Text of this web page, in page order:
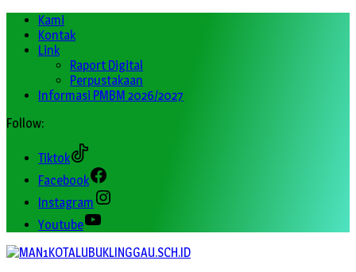
Kami
Kontak
Link
Raport Digital
Perpustakaan
Informasi PMBM 2026/2027
Follow:
Tiktok
Facebook
Instagram
Youtube